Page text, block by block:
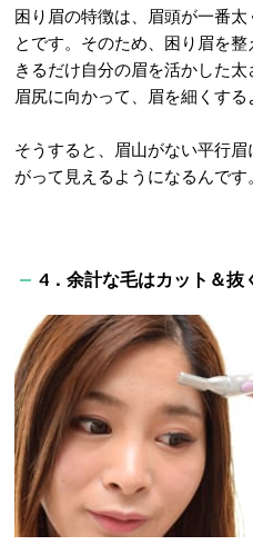
困り眉の特徴は、眉頭が一番
とです。そのため、困り眉を
きるだけ自分の眉を活かした
眉尻に向かって、眉を細くする
そうすると、眉山がない平行
がって見えるようになるんです。
4．余計な毛はカット＆抜